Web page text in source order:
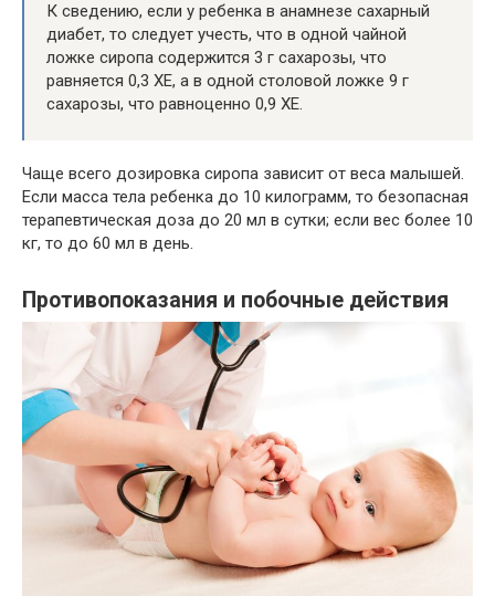
К сведению, если у ребенка в анамнезе сахарный
диабет, то следует учесть, что в одной чайной
ложке сиропа содержится 3 г сахарозы, что
равняется 0,3 ХЕ, а в одной столовой ложке 9 г
сахарозы, что равноценно 0,9 ХЕ.
Чаще всего дозировка сиропа зависит от веса малышей.
Если масса тела ребенка до 10 килограмм, то безопасная
терапевтическая доза до 20 мл в сутки; если вес более 10
кг, то до 60 мл в день.
Противопоказания и побочные действия